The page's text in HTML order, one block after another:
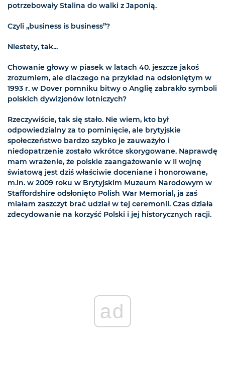
potrzebowały Stalina do walki z Japonią.
Czyli „business is business”?
Niestety, tak...
Chowanie głowy w piasek w latach 40. jeszcze jakoś
zrozumiem, ale dlaczego na przykład na odsłoniętym w
1993 r. w Dover pomniku bitwy o Anglię zabrakło symboli
polskich dywizjonów lotniczych?
Rzeczywiście, tak się stało. Nie wiem, kto był
odpowiedzialny za to pominięcie, ale brytyjskie
społeczeństwo bardzo szybko je zauważyło i
niedopatrzenie zostało wkrótce skorygowane. Naprawdę
mam wrażenie, że polskie zaangażowanie w II wojnę
światową jest dziś właściwie doceniane i honorowane,
m.in. w 2009 roku w Brytyjskim Muzeum Narodowym w
Staffordshire odsłonięto Polish War Memorial, ja zaś
miałam zaszczyt brać udział w tej ceremonii. Czas działa
zdecydowanie na korzyść Polski i jej historycznych racji.
ad